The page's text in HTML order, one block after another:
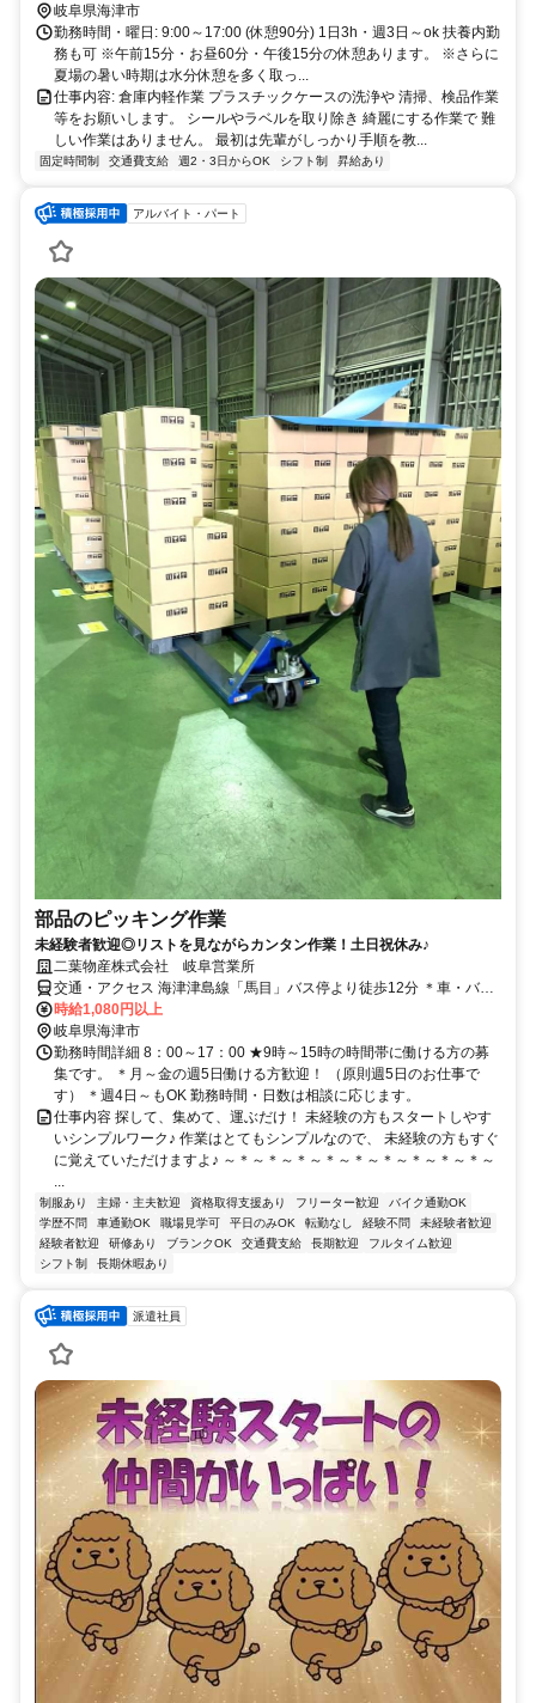
岐阜県海津市
勤務時間・曜日: 9:00～17:00 (休憩90分) 1日3h・週3日～ok 扶養内勤
務も可 ※午前15分・お昼60分・午後15分の休憩あります。 ※さらに
夏場の暑い時期は水分休憩を多く取っ...
仕事内容: 倉庫内軽作業 プラスチックケースの洗浄や 清掃、検品作業
等をお願いします。 シールやラベルを取り除き 綺麗にする作業で 難
しい作業はありません。 最初は先輩がしっかり手順を教...
固定時間制 交通費支給 週2・3日からOK シフト制 昇給あり
アルバイト・パート
部品のピッキング作業
未経験者歓迎◎リストを見ながらカンタン作業！土日祝休み♪
二葉物産株式会社 岐阜営業所
交通・アクセス 海津津島線「馬目」バス停より徒歩12分 ＊車・バイ
ク通勤OK
時給1,080円以上
岐阜県海津市
勤務時間詳細 8：00～17：00 ★9時～15時の時間帯に働ける方の募
集です。 ＊月～金の週5日働ける方歓迎！ （原則週5日のお仕事で
す） ＊週4日～もOK 勤務時間・日数は相談に応じます。
仕事内容 探して、集めて、運ぶだけ！ 未経験の方もスタートしやす
いシンプルワーク♪ 作業はとてもシンプルなので、 未経験の方もすぐ
に覚えていただけますよ♪ ～＊～＊～＊～＊～＊～＊～＊～＊～＊～
...
制服あり 主婦・主夫歓迎 資格取得支援あり フリーター歓迎
バイク通勤OK
学歴不問
車通勤OK 職場見学可 平日のみOK 転勤なし 経験不問
未経験者歓迎
経験者歓迎
研修あり ブランクOK 交通費支給 長期歓迎
フルタイム歓迎
シフト制
長期休暇あり
派遣社員